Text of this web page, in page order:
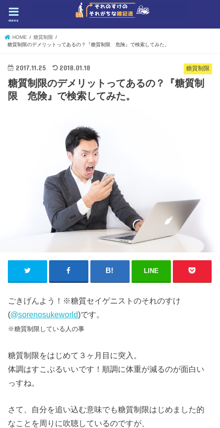
menu
HOME
糖質制限
糖質制限のデメリットってあるの？『糖質制限 危険』で検索してみた。
糖質制限
2017.11.25 2018.01.18
糖質制限のデメリットってあるの？『糖質制
限 危険』で検索してみた。
LINE
ごきげんよう！※糖質セイゲニストのそれのすけ
(@sorenosukeworld)です。
※糖質制限している人の事
糖質制限をはじめて３ヶ月目に突入。
体調はすこぶるいいです！順調に体重が減るのが面白い
っすね。
さて、自分を追い込む意味でも糖質制限はじめました的
なことを周りに吹聴しているのですが、